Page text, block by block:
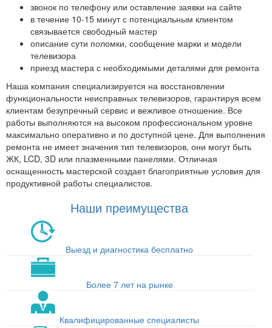
звонок по телефону или оставление заявки на сайте
в течение 10-15 минут с потенциальным клиентом
связывается свободный мастер
описание сути поломки, сообщение марки и модели
телевизора
приезд мастера с необходимыми деталями для ремонта
Наша компания специализируется на восстановлении
функциональности неисправных телевизоров, гарантируя всем
клиентам безупречный сервис и вежливое отношение. Все
работы выполняются на высоком профессиональном уровне
максимально оперативно и по доступной цене. Для выполнения
ремонта не имеет значения тип телевизоров, они могут быть
ЖК, LCD, 3D или плазменными панелями. Отличная
оснащенность мастерской создает благоприятные условия для
продуктивной работы специалистов.
Наши преимущества
Выезд и диагностика бесплатно
Более 7 лет на рынке
Квалифицированные специалисты